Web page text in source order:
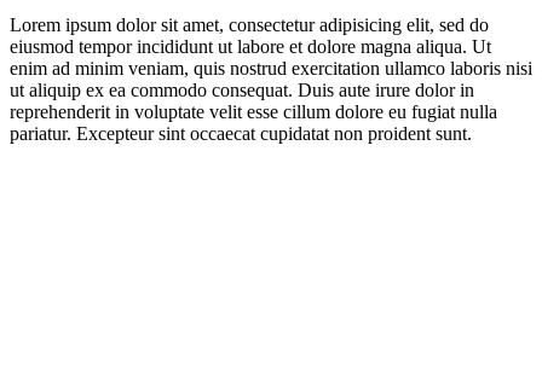
Lorem ipsum dolor sit amet, consectetur adipisicing elit, sed do
eiusmod tempor incididunt ut labore et dolore magna aliqua. Ut
enim ad minim veniam, quis nostrud exercitation ullamco laboris nisi
ut aliquip ex ea commodo consequat. Duis aute irure dolor in
reprehenderit in voluptate velit esse cillum dolore eu fugiat nulla
pariatur. Excepteur sint occaecat cupidatat non proident sunt.